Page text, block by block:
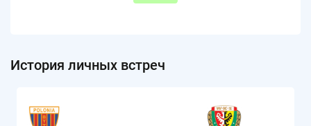
История личных встреч